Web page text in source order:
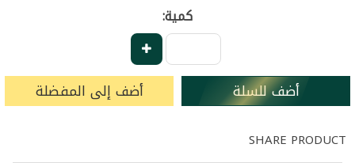
كمية:
أضف للسلة أضف إلى المفضلة
SHARE PRODUCT